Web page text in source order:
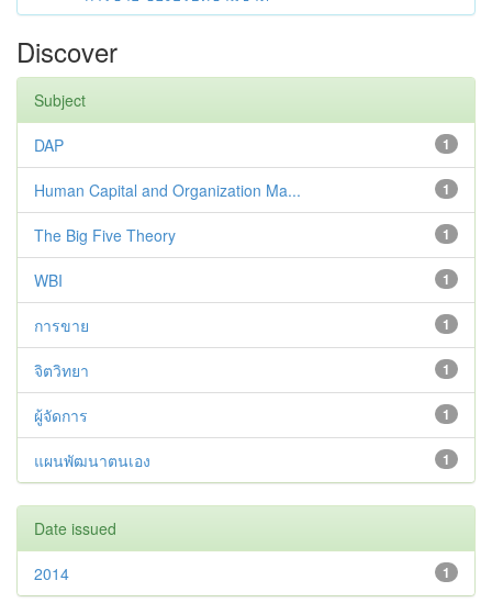
Discover
Subject
1
DAP
1
Human Capital and Organization Ma...
1
The Big Five Theory
1
WBI
1
การขาย
1
จิตวิทยา
1
ผู้จัดการ
1
แผนพัฒนาตนเอง
Date issued
1
2014